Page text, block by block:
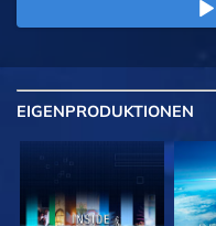
EIGENPRODUKTIONEN